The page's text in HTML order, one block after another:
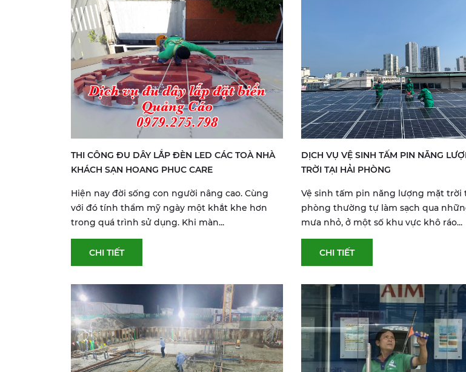
THI CÔNG ĐU DÂY LẮP ĐÈN LED CÁC TOÀ NHÀ
KHÁCH SẠN HOANG PHUC CARE
Hiện nay đời sống con người nâng cao. Cùng
với đó tính thẩm mỹ ngày một khắt khe hơn
trong quá trình sử dụng. Khi màn...
CHI TIẾT
DỊCH VỤ VỆ SINH TẤM PIN NĂNG
TRỜI TẠI HẢI PHÒNG
Vệ sinh tấm pin năng lượng mặt trời
phòng thường tự làm sạch qua
mưa nhỏ, ở một số khu vực khô ráo...
CHI TIẾT